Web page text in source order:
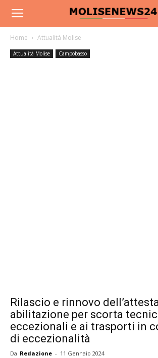
Home Attualità Molise
Attualità Molise Campobasso
Rilascio e rinnovo
abilitazione per scorta
eccezionali e ai trasporti in
di eccezionalità
Da Redazione - 11 Gennaio 2024